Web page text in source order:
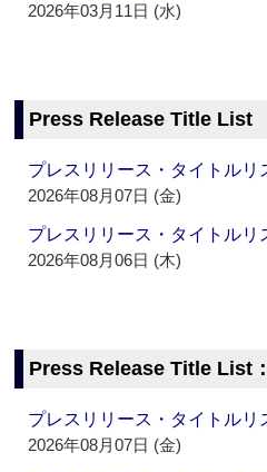
2026年03月11日 (水)
Press Release Title List
プレスリリース・タイトル
2026年08月07日 (金)
プレスリリース・タイトル
2026年08月06日 (木)
Press Release Title List
プレスリリース・タイトル
2026年08月07日 (金)